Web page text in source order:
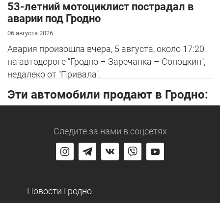
53-летний мотоциклист пострадал в
аварии под Гродно
06 августа 2026
Авария произошла вчера, 5 августа, около 17:20
на автодороге "Гродно – Заречанка – Сопоцкин",
недалеко от "Привала".
Эти автомобили продают в Гродно:
Следите за нами в соцсетях
Новости Гродно